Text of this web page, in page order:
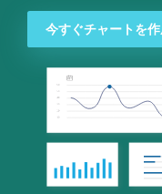
今すぐチャートを